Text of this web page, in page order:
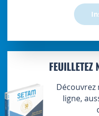
FEUILLETEZ
ligne,